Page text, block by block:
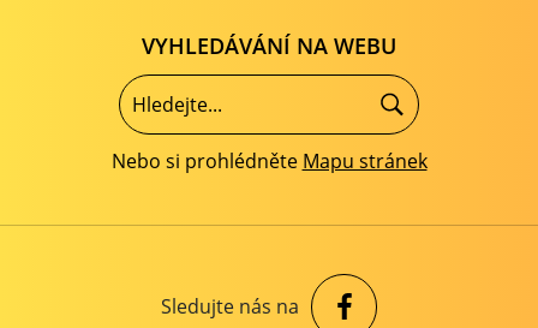
VYHLEDÁVÁNÍ NA WEBU
Nebo si prohlédněte Mapu stránek
Sledujte nás na